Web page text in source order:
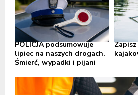
POLICJA podsumowuje
lipiec na naszych drogach.
Śmierć, wypadki i pijani
Zapisz